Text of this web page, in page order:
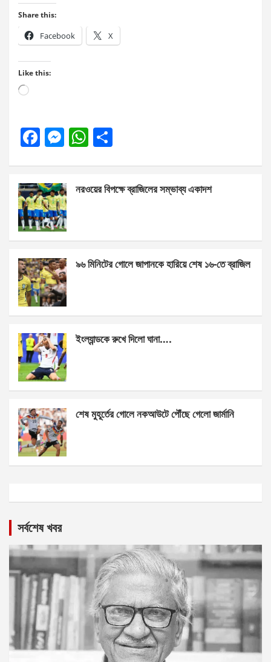
Share this:
Facebook X
Like this:
Loading…
F
b
o
o
k
M
n
g
er
W
s
p
e
নরওয়ের বিপক্ষে ব্রাজিলের সম্ভাব্য একাদশ
৯৬ মিনিটের গোলে জাপানকে হারিয়ে শেষ ১৬-তে ব্রাজিল
ইংল্যান্ডকে রুখে দিলো ঘানা….
শেষ মুহূর্তের গোলে নকআউটে পৌঁছে গেলো জার্মানি
সর্বশেষ খবর